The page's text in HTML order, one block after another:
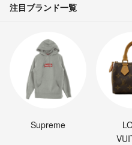
注目ブランド一覧
Supreme